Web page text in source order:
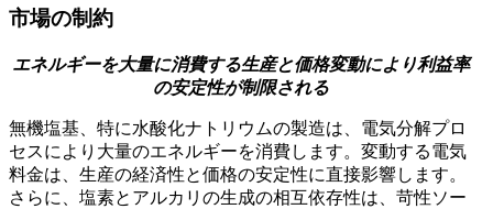
市場の制約
エネルギーを大量に消費する生産と価格変動により利益率
の安定性が制限される
無機塩基、特に水酸化ナトリウムの製造は、電気分解プロ
セスにより大量のエネルギーを消費します。変動する電気
料金は、生産の経済性と価格の安定性に直接影響します。
さらに、塩素とアルカリの生成の相互依存性は、苛性ソー